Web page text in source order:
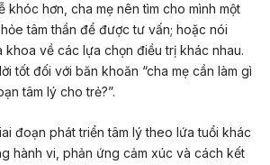
khóc hơn, cha mẹ nên tìm cho mình một
tâm thần để được tư vấn; hoặc nói
khoa về các lựa chọn điều trị khác nhau.
tốt đối với băn khoăn “cha mẹ cần làm gì
tâm lý cho trẻ?”.
đoạn phát triển tâm lý theo lứa tuổi khác
hành vi, phản ứng cảm xúc và cách kết